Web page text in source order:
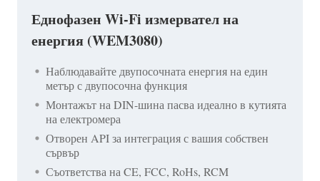
Еднофазен Wi-Fi измервател на
енергия (WEM3080)
Наблюдавайте двупосочната енергия на един
метър с двупосочна функция
Монтажът на DIN-шина пасва идеално в кутията
на електромера
Отворен API за интеграция с вашия собствен
сървър
Съответства на CE, FCC, RoHs, RCM